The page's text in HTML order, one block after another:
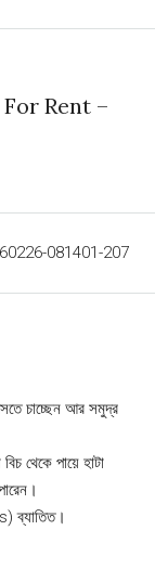
Rent –
081401-207
চাচ্ছেন আর সমুদ্র
থেকে পায়ে হাটা
ব্যাতিত।